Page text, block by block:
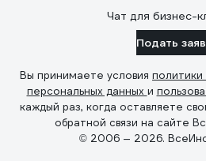
Чат для бизнес-
Подать
Вы принимаете условия
персональных данных и
каждый раз, когда оставляете
обратной связи на сайте
© 2006 — 2026.